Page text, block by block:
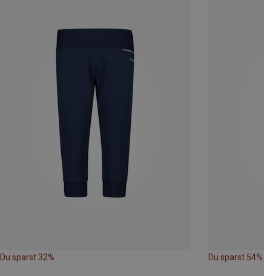
Du sparst 32% Du sparst 54%